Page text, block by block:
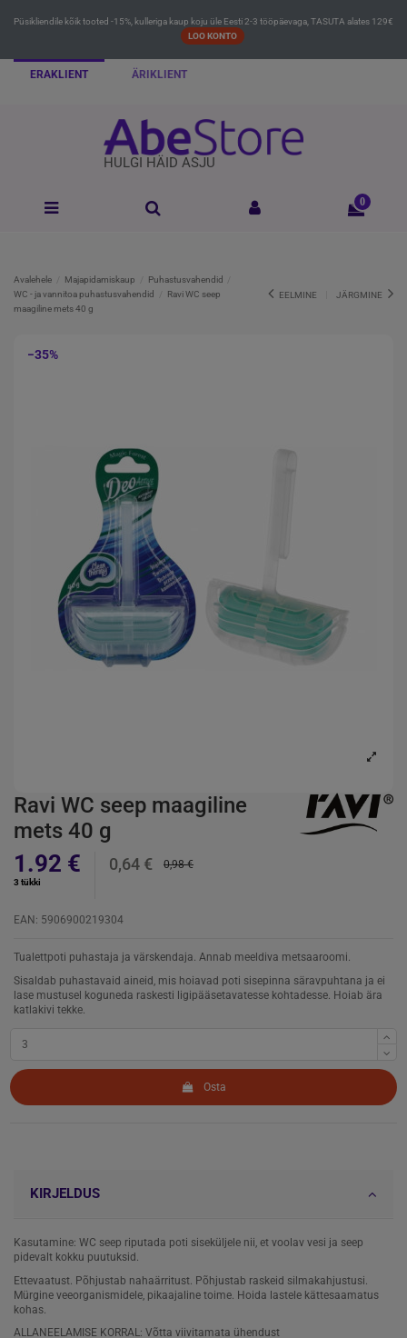
Püsikliendile kõik tooted -15%, kulleriga kaup koju üle Eesti 2-3 tööpäevaga, TASUTA alates 129€
LOO KONTO
ERAKLIENT ÄRIKLIENT
HULGI HÄID ASJU
0
Avalehele Majapidamiskaup
Puhastusvahendid
WC - ja vannitoa puhastusvahendid
Ravi WC seep
maagiline mets 40 g
EELMINE JÄRGMINE
−35%
Ravi WC seep maagiline
mets 40 g
1.92 €
3 tükki
0,64 € 0,98 €
EAN: 5906900219304
Tualettpoti puhastaja ja värskendaja. Annab meeldiva metsaaroomi.
Sisaldab puhastavaid aineid, mis hoiavad poti sisepinna säravpuhtana ja ei
lase mustusel koguneda raskesti ligipääsetavatesse kohtadesse. Hoiab ära
katlakivi tekke.
Osta
KIRJELDUS
Kasutamine: WC seep riputada poti siseküljele nii, et voolav vesi ja seep
pidevalt kokku puutuksid.
Ettevaatust. Põhjustab nahaärritust. Põhjustab raskeid silmakahjustusi.
Mürgine veeorganismidele, pikaajaline toime. Hoida lastele kättesaamatus
kohas.
ALLANEELAMISE KORRAL: Võtta viivitamata ühendust